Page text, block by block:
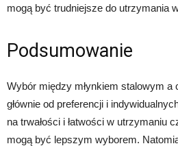
mogą być trudniejsze do utrzymania
Podsumowanie
Wybór między młynkiem stalowym
głównie od preferencji i
na trwałości i łatwości w utrzymaniu
mogą być lepszym wyborem.